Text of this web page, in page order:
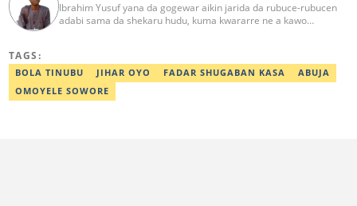
Ibrahim Yusuf yana da gogewar aikin jarida da rubuce-rubucen
adabi sama da shekaru hudu, kuma kwararre ne a kawo
TAGS:
BOLA TINUBU JIHAR OYO FADAR SHUGABAN KASA
ABUJA
OMOYELE SOWORE